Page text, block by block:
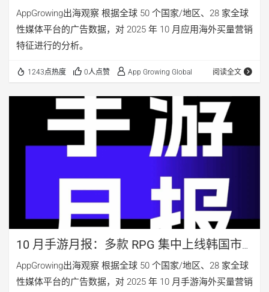
暖，《Emochi》广告策略分析
AppGrowing出海观察 根据全球 50 个国家/地区、28 家全球
性媒体平台的广告数据，对 2025 年 10 月应用海外买量营销
特征进行的分析。
1243点热度 0人点赞 App Growing Global 阅读全文
10 月手游月报：多款 RPG 集中上线韩国市
场，EFun 新游海外营销投放分析
AppGrowing出海观察 根据全球 50 个国家/地区、28 家全球
性媒体平台的广告数据，对 2025 年 10 月手游海外买量营销